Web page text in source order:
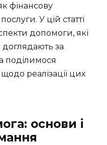
фінансову
У цій статті
допомоги, які
доглядають за
поділимося
реалізації цих
основи і